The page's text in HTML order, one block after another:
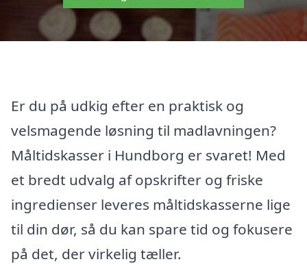
Er du på udkig efter en praktisk og
velsmagende løsning til madlavningen?
Måltidskasser i Hundborg er svaret! Med
et bredt udvalg af opskrifter og friske
ingredienser leveres måltidskasserne lige
til din dør, så du kan spare tid og fokusere
på det, der virkelig tæller.